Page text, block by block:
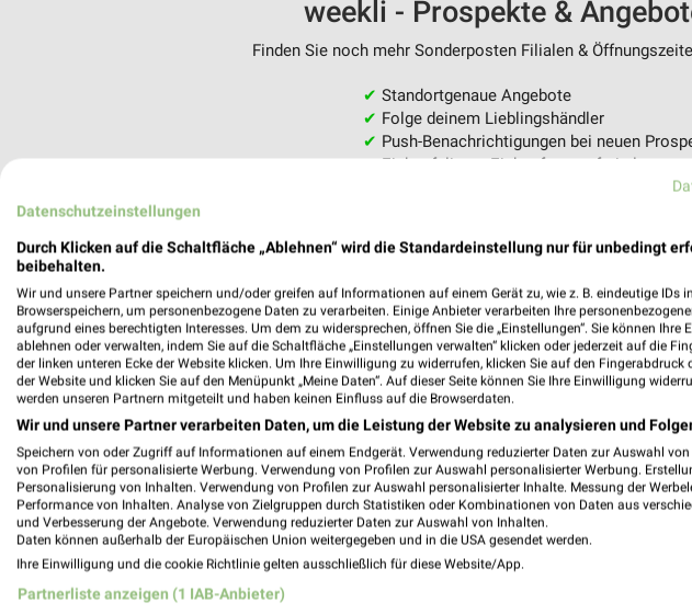
weekli - Prospekte &
Finden Sie noch mehr Sonderposten Filialen &
✔ Standortgenaue Angebote
✔ Folge deinem Lieblingshändler
✔ Push-Benachrichtigungen bei neuen
✔Einkaufsliste - Einkauf stressfrei planen
MÄC-GEIZ Magdeburg
Datenschutzeinstellungen
Durch Klicken auf die Schaltfläche „Ablehnen“ wird die Standardeinstellung nur für unbedingt
beibehalten.
Wir und unsere Partner speichern und/oder greifen auf Informationen auf einem Gerät zu, wie z. B. eindeutige IDs
Browserspeichern, um personenbezogene Daten zu verarbeiten. Einige Anbieter verarbeiten Ihre
aufgrund eines berechtigten Interesses. Um dem zu widersprechen, öffnen Sie die „Einstellungen“. Sie können Ihre
ablehnen oder verwalten, indem Sie auf die Schaltfläche „Einstellungen verwalten“ klicken oder jederzeit auf die
der linken unteren Ecke der Website klicken. Um Ihre Einwilligung zu widerrufen, klicken Sie auf den Fingerabdruck
der Website und klicken Sie auf den Menüpunkt „Meine Daten“. Auf dieser Seite können Sie Ihre Einwilligung
werden unseren Partnern mitgeteilt und haben keinen Einfluss auf die Browserdaten.
Wir und unsere Partner verarbeiten Daten, um die Leistung der Website zu analysieren und
Speichern von oder Zugriff auf Informationen auf einem Endgerät. Verwendung reduzierter Daten zur Auswahl
von Profilen für personalisierte Werbung. Verwendung von Profilen zur Auswahl personalisierter Werbung.
Personalisierung von Inhalten. Verwendung von Profilen zur Auswahl personalisierter Inhalte. Messung der
Performance von Inhalten. Analyse von Zielgruppen durch Statistiken oder Kombinationen von Daten aus
und Verbesserung der Angebote. Verwendung reduzierter Daten zur Auswahl von Inhalten.
Daten können außerhalb der Europäischen Union weitergegeben und in die USA gesendet werden.
Ihre Einwilligung und die cookie Richtlinie gelten ausschließlich für diese Website/App.
Partnerliste anzeigen (1 IAB-Anbieter)